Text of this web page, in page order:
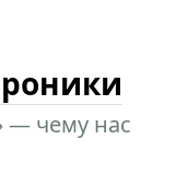
— чему нас